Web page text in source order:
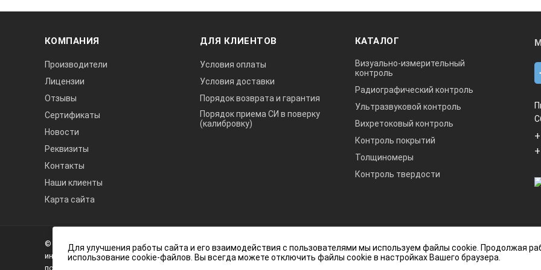
725 г, включая батареи
*Технические характеристики и комплект поставки толщиномера могут быть изменены
КОМПАНИЯ
Производители
Лицензии
Отзывы
Сертификаты
Новости
Реквизиты
Контакты
Наши клиенты
Карта сайта
ДЛЯ КЛИЕНТОВ
Условия оплаты
Условия доставки
Порядок возврата и гарантия
Порядок приема СИ в поверку
(калибровку)
КАТАЛОГ
Визуально-измерительный
контроль
Радиографический контроль
Ультразвуковой контроль
Вихретоковый контроль
Контроль покрытий
Толщиномеры
Контроль твердости
Нагорный© 2026 А3 Инжиниринг Обращаем Ваше внимание на то, что данный интернет-сайт носит исключительно
информационный характер и ни при каких условиях не является публичной офертой, определяемой
положениями статьи 437 (2) Гражданского кодекса Российской Федерации.
Для улучшения работы сайта и его взаимодействия с пользователями мы используем файлы cookie. Продолжая
использование cookie-файлов. Вы всегда можете отключить файлы cookie в настройках Вашего браузера.